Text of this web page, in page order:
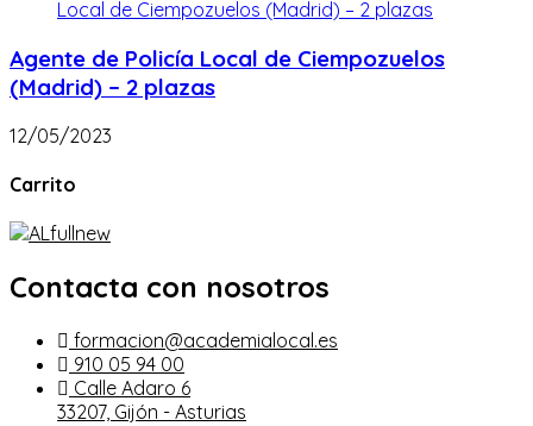
Agente de Policía Local de Ciempozuelos
(Madrid) – 2 plazas
12/05/2023
Carrito
Contacta con nosotros
formacion@academialocal.es
910 05 94 00
Calle Adaro 6
33207, Gijón - Asturias